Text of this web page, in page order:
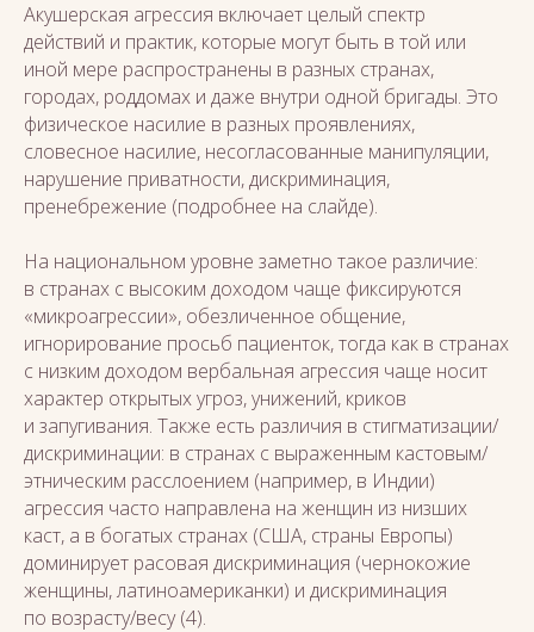
Акушерская агрессия включает целый спектр
действий и практик, которые могут быть в той или
иной мере распространены в разных странах,
городах, роддомах и даже внутри одной бригады. Это
физическое насилие в разных проявлениях,
словесное насилие, несогласованные манипуляции,
нарушение приватности, дискриминация,
пренебрежение (подробнее на слайде).
На национальном уровне заметно такое различие:
в странах с высоким доходом чаще фиксируются
«микроагрессии», обезличенное общение,
игнорирование просьб пациенток, тогда как в странах
с низким доходом вербальная агрессия чаще носит
характер открытых угроз, унижений, криков
и запугивания. Также есть различия в стигматизации/
дискриминации: в странах с выраженным кастовым/
этническим расслоением (например, в Индии)
агрессия часто направлена на женщин из низших
каст, а в богатых странах (США, страны Европы)
доминирует расовая дискриминация (чернокожие
женщины, латиноамериканки) и дискриминация
по возрасту/весу (4).